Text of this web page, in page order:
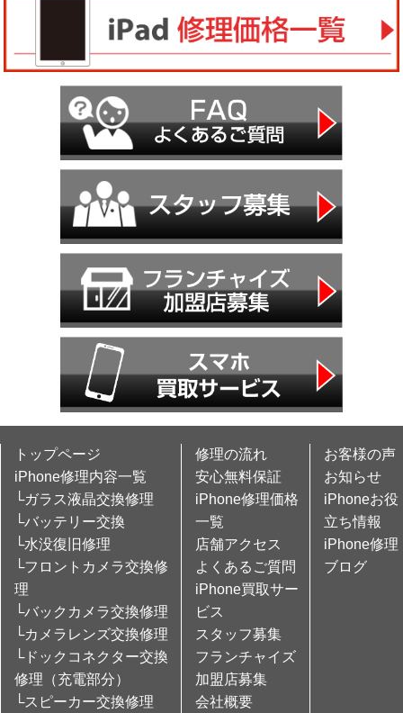
トップページ
iPhone修理内容一覧
└ガラス液晶交換修理
└バッテリー交換
└水没復旧修理
└フロントカメラ交換修
理
└バックカメラ交換修理
└カメラレンズ交換修理
└ドックコネクター交換
修理（充電部分）
└スピーカー交換修理
修理の流れ
安心無料保証
iPhone修理価格
一覧
店舗アクセス
よくあるご質問
iPhone買取サー
ビス
スタッフ募集
フランチャイズ
加盟店募集
会社概要
お客様の声
お知らせ
iPhoneお役
立ち情報
iPhone修理
ブログ